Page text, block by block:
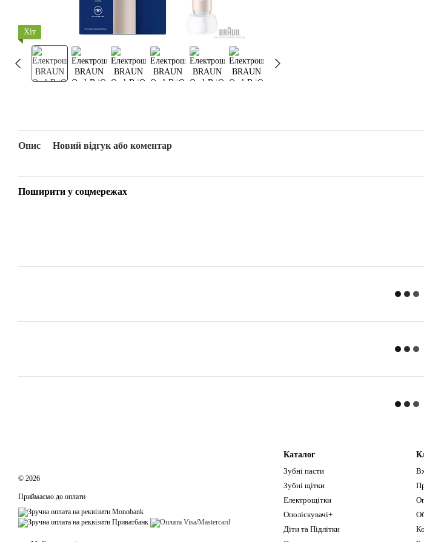
Хіт
Опис Новий відгук або коментар
Поширити у соцмережах
© 2026
Приймаємо до оплати
Каталог
Зубні пасти
Зубні щітки
Електрощітки
Ополіскувачі+
Діти та Підлітки